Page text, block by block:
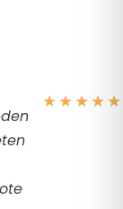
★★★★★